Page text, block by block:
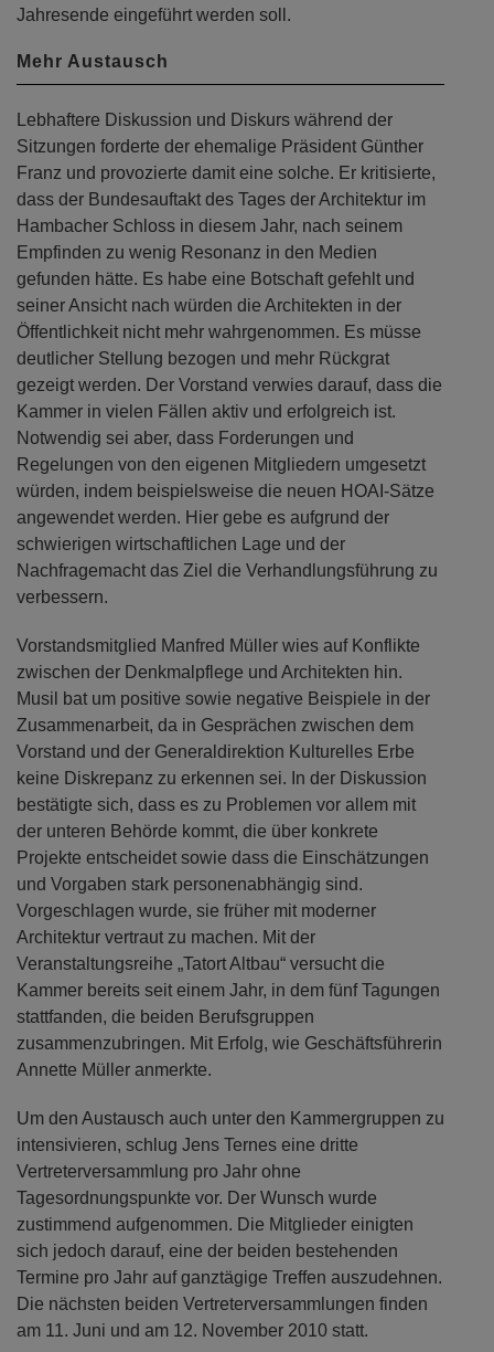
Jahresende eingeführt werden soll.
Mehr Austausch
Lebhaftere Diskussion und Diskurs während der
Sitzungen forderte der ehemalige Präsident Günther
Franz und provozierte damit eine solche. Er kritisierte,
dass der Bundesauftakt des Tages der Architektur im
Hambacher Schloss in diesem Jahr, nach seinem
Empfinden zu wenig Resonanz in den Medien
gefunden hätte. Es habe eine Botschaft gefehlt und
seiner Ansicht nach würden die Architekten in der
Öffentlichkeit nicht mehr wahrgenommen. Es müsse
deutlicher Stellung bezogen und mehr Rückgrat
gezeigt werden. Der Vorstand verwies darauf, dass die
Kammer in vielen Fällen aktiv und erfolgreich ist.
Notwendig sei aber, dass Forderungen und
Regelungen von den eigenen Mitgliedern umgesetzt
würden, indem beispielsweise die neuen HOAI-Sätze
angewendet werden. Hier gebe es aufgrund der
schwierigen wirtschaftlichen Lage und der
Nachfragemacht das Ziel die Verhandlungsführung zu
verbessern.
Vorstandsmitglied Manfred Müller wies auf Konflikte
zwischen der Denkmalpflege und Architekten hin.
Musil bat um positive sowie negative Beispiele in der
Zusammenarbeit, da in Gesprächen zwischen dem
Vorstand und der Generaldirektion Kulturelles Erbe
keine Diskrepanz zu erkennen sei. In der Diskussion
bestätigte sich, dass es zu Problemen vor allem mit
der unteren Behörde kommt, die über konkrete
Projekte entscheidet sowie dass die Einschätzungen
und Vorgaben stark personenabhängig sind.
Vorgeschlagen wurde, sie früher mit moderner
Architektur vertraut zu machen. Mit der
Veranstaltungsreihe „Tatort Altbau“ versucht die
Kammer bereits seit einem Jahr, in dem fünf Tagungen
stattfanden, die beiden Berufsgruppen
zusammenzubringen. Mit Erfolg, wie Geschäftsführerin
Annette Müller anmerkte.
Um den Austausch auch unter den Kammergruppen zu
intensivieren, schlug Jens Ternes eine dritte
Vertreterversammlung pro Jahr ohne
Tagesordnungspunkte vor. Der Wunsch wurde
zustimmend aufgenommen. Die Mitglieder einigten
sich jedoch darauf, eine der beiden bestehenden
Termine pro Jahr auf ganztägige Treffen auszudehnen.
Die nächsten beiden Vertreterversammlungen finden
am 11. Juni und am 12. November 2010 statt.